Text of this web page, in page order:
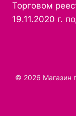
Торговом
19.11.2020 г.
© 2026 Магазин